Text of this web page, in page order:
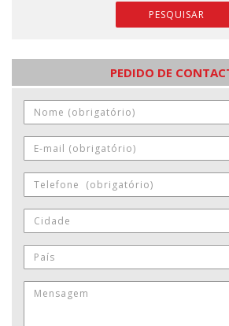
PESQUISAR
PEDIDO DE